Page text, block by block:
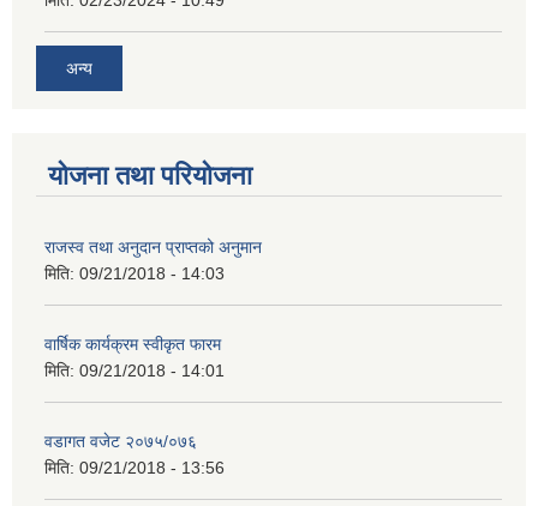
अन्य
योजना तथा परियोजना
राजस्व तथा अनुदान प्राप्तको अनुमान
मिति: 09/21/2018 - 14:03
वार्षिक कार्यक्रम स्वीकृत फारम
मिति: 09/21/2018 - 14:01
वडागत वजेट २०७५/०७६
मिति: 09/21/2018 - 13:56